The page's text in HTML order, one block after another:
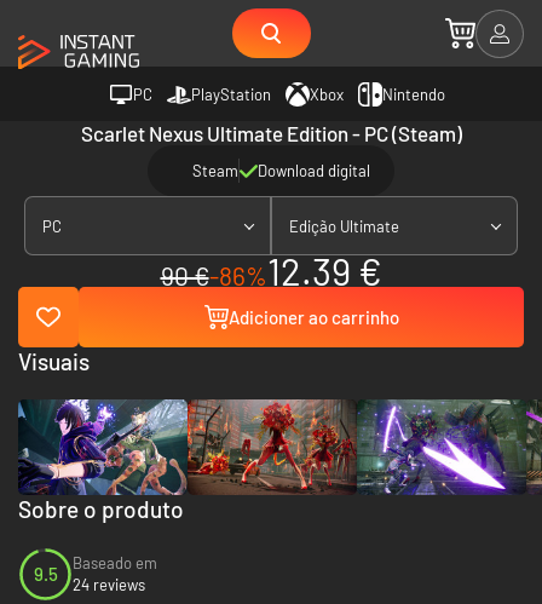
PC PlayStation Xbox Nintendo
Scarlet Nexus Ultimate Edition - PC (Steam)
Steam Download digital
PC Edição Ultimate
90 €-86%12.39 €
Adicioner ao carrinho
Sobre o produto
9.5
Baseado em
24 reviews
Visuais